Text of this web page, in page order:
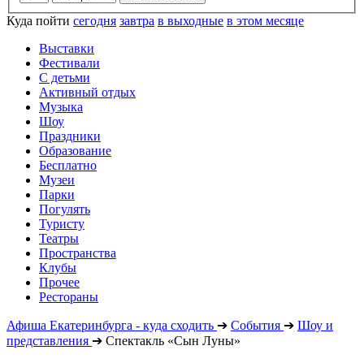
Куда пойти сегодня завтра в выходные в этом месяце
Выставки
Фестивали
С детьми
Активный отдых
Музыка
Шоу
Праздники
Образование
Бесплатно
Музеи
Парки
Погулять
Туристу
Театры
Пространства
Клубы
Прочее
Рестораны
Афиша Екатеринбурга - куда сходить ➔ События ➔ Шоу и
представления ➔ Спектакль «Сын Луны»